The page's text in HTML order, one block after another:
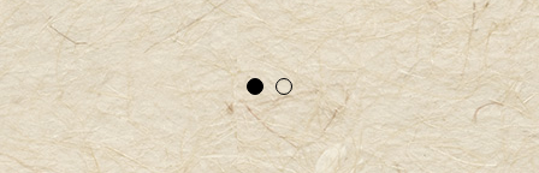
※3日前までのご予約をお願いいたします。